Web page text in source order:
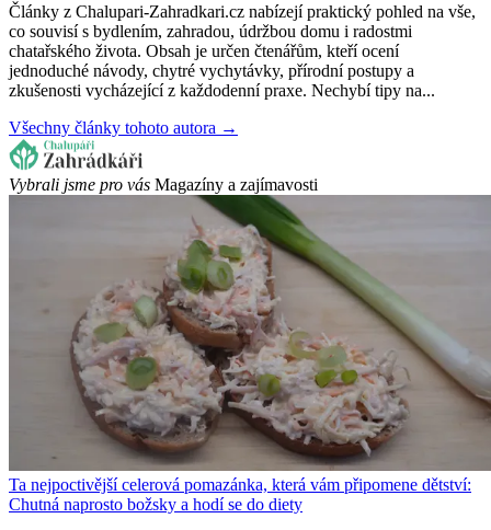
Články z Chalupari-Zahradkari.cz nabízejí praktický pohled na vše,
co souvisí s bydlením, zahradou, údržbou domu i radostmi
chatařského života. Obsah je určen čtenářům, kteří ocení
jednoduché návody, chytré vychytávky, přírodní postupy a
zkušenosti vycházející z každodenní praxe. Nechybí tipy na...
Všechny články tohoto autora →
Vybrali jsme pro vás Magazíny a zajímavosti
Ta nejpoctivější celerová pomazánka, která vám připomene dětství:
Chutná naprosto božsky a hodí se do diety